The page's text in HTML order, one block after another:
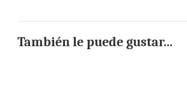
También le puede gustar...